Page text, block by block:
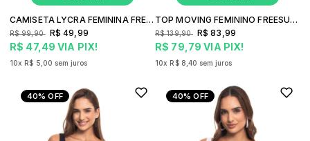
CAMISETA LYCRA FEMININA FREESURF BEACH UV
R$ 47,49 VIA PIX!
R$ 99,90 R$ 49,99
10x R$ 5,00 sem juros
TOP MOVING FEMININO FREESURF DEMI
R$ 79,79 VIA PIX!
R$ 139,90 R$ 83,99
10x R$ 8,40 sem juros
40%OFF 40%OFF